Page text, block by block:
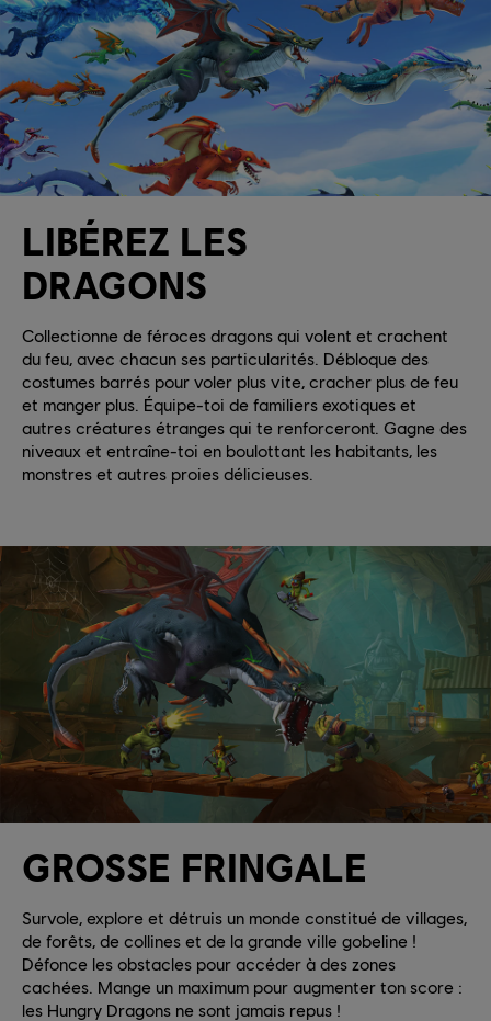
LIBÉREZ LES
DRAGONS
Collectionne de féroces dragons qui volent et crachent
du feu, avec chacun ses particularités. Débloque des
costumes barrés pour voler plus vite, cracher plus de feu
et manger plus. Équipe-toi de familiers exotiques et
autres créatures étranges qui te renforceront. Gagne des
niveaux et entraîne-toi en boulottant les habitants, les
monstres et autres proies délicieuses.
GROSSE FRINGALE
Survole, explore et détruis un monde constitué de villages,
de forêts, de collines et de la grande ville gobeline !
Défonce les obstacles pour accéder à des zones
cachées. Mange un maximum pour augmenter ton score :
les Hungry Dragons ne sont jamais repus !